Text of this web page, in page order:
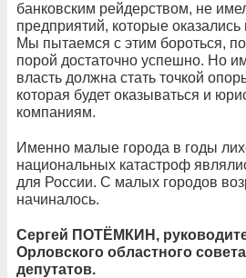
банковским рейдерством, не
предприятий, которые оказались
Мы пытаемся с этим бороться,
порой достаточно успешно. Но
власть должна стать точкой
которая будет оказываться и
компаниям.
Именно малые города в годы
национальных катастроф
для России. С малых городов
начиналось.
Сергей ПОТЁМКИН,
Орловского областного
депутатов.